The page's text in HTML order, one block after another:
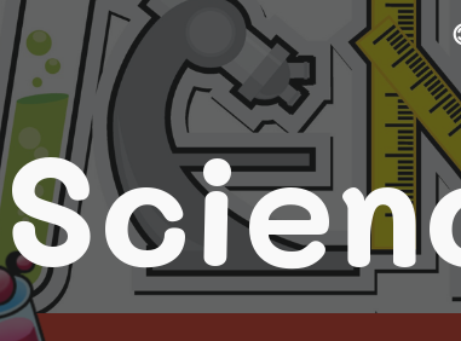
Skip to main content